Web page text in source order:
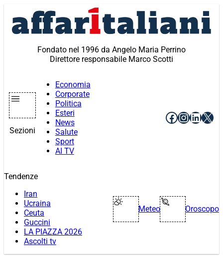
contenuto
Fondato nel 1996 da Angelo Maria Perrino
Direttore responsabile Marco Scotti
Sezioni
Economia
Corporate
Politica
Esteri
News
Salute
Sport
AI TV
Facebook
X
Tendenze
Iran
Ucraina
Ceuta
Guccini
LA PIAZZA 2026
Ascolti tv
Meteo Oroscopo